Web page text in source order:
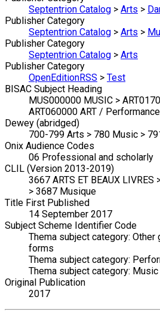
Septentrion Catalog > Arts >
Publisher Category
Septentrion Catalog > Arts >
Publisher Category
Septentrion Catalog > Arts
Publisher Category
OpenEditionRSS > Test
BISAC Subject Heading
MUS000000 MUSIC >
ART060000 ART / Performance
Dewey (abridged)
700-799 Arts > 780 Music >
Onix Audience Codes
06 Professional and scholarly
CLIL (Version 2013-2019)
3667 ARTS ET BEAUX
> 3687 Musique
Title First Published
14 September 2017
Subject Scheme Identifier Code
Thema subject category: Other
forms
Thema subject category:
Thema subject category: Music
Original Publication
2017